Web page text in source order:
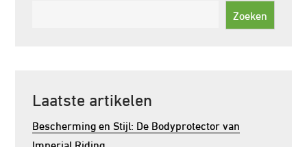
Zoeken
Laatste artikelen
Bescherming en Stijl: De Bodyprotector van